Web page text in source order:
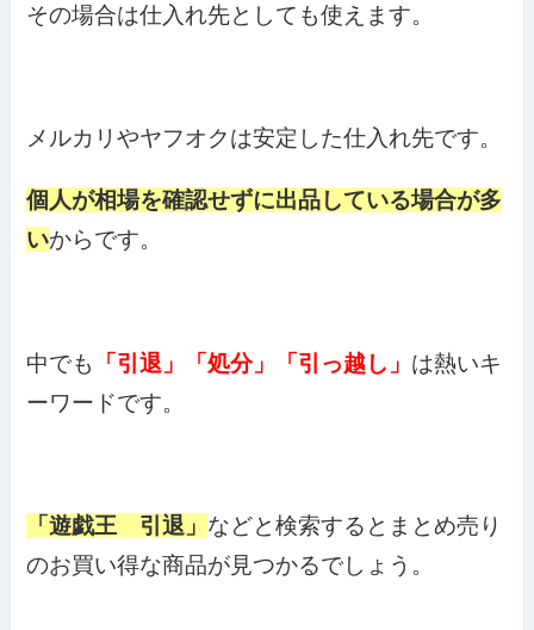
その場合は仕入れ先としても使えます。
メルカリやヤフオクは安定した仕入れ先です。
個人が相場を確認せずに出品している場合が多
いからです。
中でも 「引退」「処分」「引っ越し」 は熱いキ
ーワードです。
「遊戯王 引退」 などと検索するとまとめ売り
のお買い得な商品が見つかるでしょう。